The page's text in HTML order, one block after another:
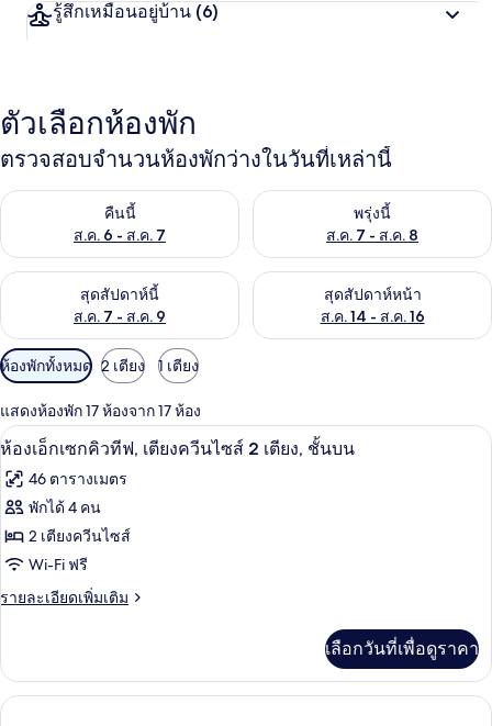
รู้สึกเหมือนอยู่บ้าน (6)
ตัวเลือกห้องพัก
ตรวจสอบจำนวนห้องพักว่างในวันที่เหล่านี้
คืนนี้
ส.ค. 6 - ส.ค. 7
ตรวจสอบจำนวนห้องพักว่างในคืนนี้ ส.ค. 6 - ส.ค. 7พรุ่งนี้
ส.ค. 7 - ส.ค. 8
ตรวจสอบจำนวนห้องพักว่างใน
สุดสัปดาห์นี้
ส.ค. 7 - ส.ค. 9
ตรวจสอบจำนวนห้องพักว่างในสุดสัปดาห์นี้ ส.ค. 7 - ส.ค. 9
สุดสัปดาห์หน้า
ส.ค. 14 - ส.ค. 16
ตรวจสอบจำนวนห้องพักว่างใน
ตัว
กรอง
ที่
มี
ให้
สำหรับ
ห้อง
พัก
ห้องพักทั้งหมด 2 เตียง 1 เตียง
แสดงห้องพัก 17 ห้องจาก 17 ห้อง
เปิด
ภาพถ่าย
ทั้งหมด
ของ
ห้อง
เอ็ก
คิว
ทีฟ,
ตู้นิรภัยในห้องพัก, โต๊ะทำงาน, เตารีด/
4
ห้องเอ็กเซกคิวทีฟ, เตียงควีนไซส์ 2 เตียง, ชั้นบน
46 ตารางเมตร
พักได้ 4 คน
2 เตียงควีนไซส์
Wi-Fi ฟรี
รายละเอียดเพิ่มเติม
ราย
เกี่ยว
กับ
ห้อง
เลือกวันที่เพื่อดูราคา